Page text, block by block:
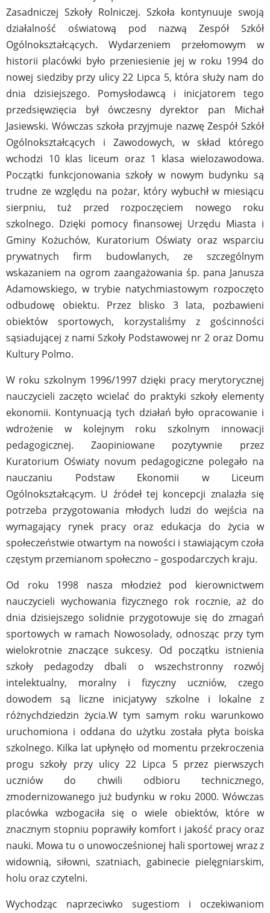
Zasadniczej Szkoły Rolniczej. Szkoła kontynuuje swoją
działalność oświatową pod nazwą Zespół Szkół
Ogólnokształcących. Wydarzeniem przełomowym w
historii placówki było przeniesienie jej w roku 1994 do
nowej siedziby przy ulicy 22 Lipca 5, która służy nam do
dnia dzisiejszego. Pomysłodawcą i inicjatorem tego
przedsięwzięcia był ówczesny dyrektor pan Michał
Jasiewski. Wówczas szkoła przyjmuje nazwę Zespół Szkół
Ogólnokształcących i Zawodowych, w skład którego
wchodzi 10 klas liceum oraz 1 klasa wielozawodowa.
Początki funkcjonowania szkoły w nowym budynku są
trudne ze względu na pożar, który wybuchł w miesiącu
sierpniu, tuż przed rozpoczęciem nowego roku
szkolnego. Dzięki pomocy finansowej Urzędu Miasta i
Gminy Kożuchów, Kuratorium Oświaty oraz wsparciu
prywatnych firm budowlanych, ze szczególnym
wskazaniem na ogrom zaangażowania śp. pana Janusza
Adamowskiego, w trybie natychmiastowym rozpoczęto
odbudowę obiektu. Przez blisko 3 lata, pozbawieni
obiektów sportowych, korzystaliśmy z gościnności
sąsiadującej z nami Szkoły Podstawowej nr 2 oraz Domu
Kultury Polmo.
W roku szkolnym 1996/1997 dzięki pracy merytorycznej
nauczycieli zaczęto wcielać do praktyki szkoły elementy
ekonomii. Kontynuacją tych działań było opracowanie i
wdrożenie w kolejnym roku szkolnym innowacji
pedagogicznej. Zaopiniowane pozytywnie przez
Kuratorium Oświaty novum pedagogiczne polegało na
nauczaniu Podstaw Ekonomii w Liceum
Ogólnokształcącym. U źródeł tej koncepcji znalazła się
potrzeba przygotowania młodych ludzi do wejścia na
wymagający rynek pracy oraz edukacja do życia w
społeczeństwie otwartym na nowości i stawiającym czoła
częstym przemianom społeczno – gospodarczych kraju.
Od roku 1998 nasza młodzież pod kierownictwem
nauczycieli wychowania fizycznego rok rocznie, aż do
dnia dzisiejszego solidnie przygotowuje się do zmagań
sportowych w ramach Nowosolady, odnosząc przy tym
wielokrotnie znaczące sukcesy. Od początku istnienia
szkoły pedagodzy dbali o wszechstronny rozwój
intelektualny, moralny i fizyczny uczniów, czego
dowodem są liczne inicjatywy szkolne i lokalne z
różnychdziedzin życia.W tym samym roku warunkowo
uruchomiona i oddana do użytku została płyta boiska
szkolnego. Kilka lat upłynęło od momentu przekroczenia
progu szkoły przy ulicy 22 Lipca 5 przez pierwszych
uczniów do chwili odbioru technicznego,
zmodernizowanego już budynku w roku 2000. Wówczas
placówka wzbogaciła się o wiele obiektów, które w
znacznym stopniu poprawiły komfort i jakość pracy oraz
nauki. Mowa tu o unowocześnionej hali sportowej wraz z
widownią, siłowni, szatniach, gabinecie pielęgniarskim,
holu oraz czytelni.
Wychodząc naprzeciwko sugestiom i oczekiwaniom